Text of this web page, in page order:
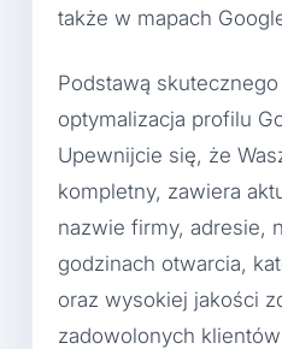
także w mapach
Podstawą
optymalizacja profilu
Upewnijcie się, że
kompletny, zawiera
nazwie firmy, adresie,
godzinach otwarcia,
oraz wysokiej jakości
zadowolonych